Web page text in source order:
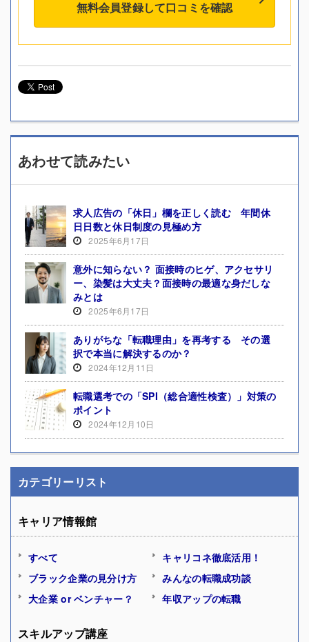
無料会員登録して口コミを確認
あわせて読みたい
求人広告の「休日」欄を正しく読む 年間休
日日数と休日制度の見極め方
2025年6月17日
意外に知らない？ 面接時のヒゲ、アクセサリ
ー、染髪は大丈夫？面接時の最適な身だしな
みとは
2025年6月17日
ありがちな「転職理由」を再考する その選
択で本当に解決するのか？
2024年12月11日
転職選考での「SPI（総合適性検査）」対策の
ポイント
2024年12月10日
カテゴリーリスト
キャリア情報館
すべて
キャリコネ徹底活用！
ブラック企業の見分け方
みんなの転職成功談
大企業 or ベンチャー？
年収アップの転職
スキルアップ講座